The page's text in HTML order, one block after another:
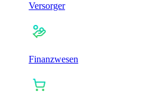
Versorger
Finanzwesen